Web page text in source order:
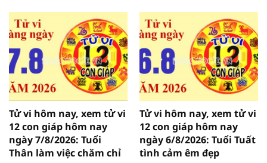
Tử vi hôm nay, xem tử vi
12 con giáp hôm nay
ngày 7/8/2026: Tuổi
Thân làm việc chăm chỉ
Tử vi hôm nay, xem tử vi
12 con giáp hôm nay
ngày 6/8/2026: Tuổi Tuất
tình cảm êm đẹp